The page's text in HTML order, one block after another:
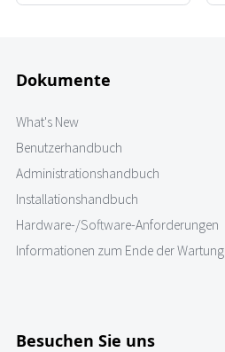
Dokumente
What's New
Benutzerhandbuch
Administrationshandbuch
Installationshandbuch
Hardware-/Software-Anforderungen
Informationen zum Ende der Wartung
Besuchen Sie uns